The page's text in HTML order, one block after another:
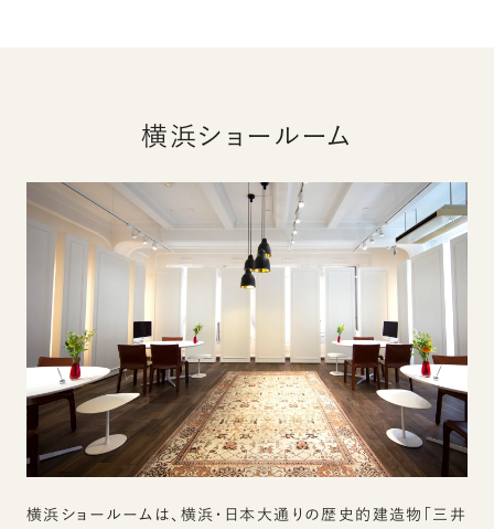
横浜ショールーム
横浜ショールームは、横浜・日本大通りの歴史的建造物「三井